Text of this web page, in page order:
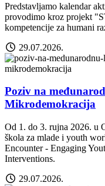
Predstavljamo kalendar
provodimo kroz projekt
kompetencije za humani
29.07.2026.
Poziv na
Mikrodemokracija
Od 1. do 3. rujna 2026. u
škola za mlade i youth
Encounter - Engaging
Interventions.
29.07.2026.